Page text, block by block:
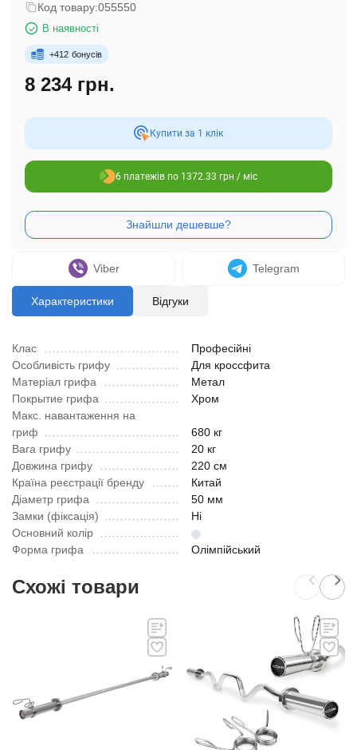
Код товару:055550
В наявності
+412 бонусів
8 234 грн.
Купити за 1 клiк
6 платежів по 1372.33 грн / міс
Viber Telegram
Характеристики Відгуки
Клас
Професійні
Особливість грифу
Для кроссфита
Матеріал грифа
Метал
Покрытие грифа
Хром
Макс. навантаження на
гриф
680 кг
Вага грифу
20 кг
Довжина грифу
220 см
Країна реєстрації бренду
Китай
Діаметр грифа
50 мм
Замки (фіксація)
Ні
Основний колір
Форма грифа
Олімпійський
Схожі товари